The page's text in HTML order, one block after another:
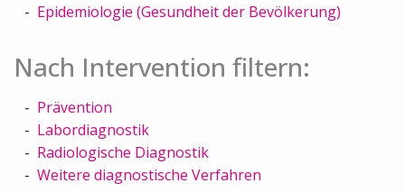
Epidemiologie (Gesundheit der Bevölkerung)
Nach Intervention filtern:
Prävention
Labordiagnostik
Radiologische Diagnostik
Weitere diagnostische Verfahren